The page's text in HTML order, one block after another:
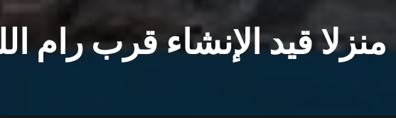
منزلا قيد الإنشاء قرب رام